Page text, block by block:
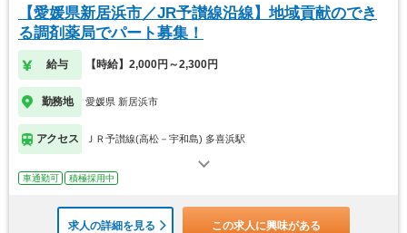
【愛媛県新居浜市／JR予讃線沿線】地域貢献のでき
る調剤薬局でパート募集！
給与 【時給】2,000円～2,300円
勤務地 愛媛県 新居浜市
アクセス ＪＲ予讃線(高松－宇和島) 多喜浜駅
車通勤可 積極採用中
求人の詳細を見る この求人に興味がある